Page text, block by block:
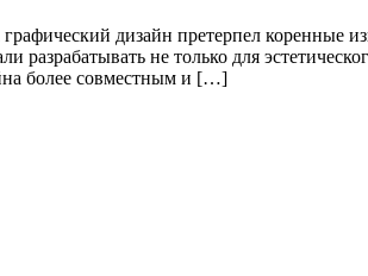
дизайн претерпел коренные
не только для
более совместным и […]